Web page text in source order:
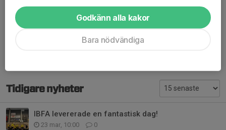
Tidigare nyheter
IBFA levererade en fantastisk dag!
23 mar, 10:00 0
Godkänn alla kakor
Bara nödvändiga